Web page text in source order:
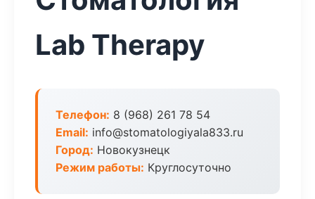
Lab Therapy
Телефон: 8 (968) 261 78 54
Email: info@stomatologiyala833.ru
Город: Новокузнецк
Режим работы: Круглосуточно